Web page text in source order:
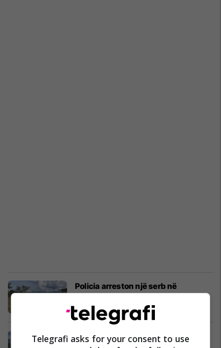
Policia arreston një serb në
Kosovë 28/06/2024
Policia largon një flamur serb me
Telegrafi asks for your consent to use